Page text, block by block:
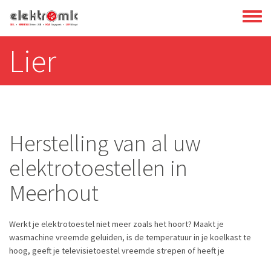
Overslaan
en
inhoud
menu
Lier
Herstelling van al uw
elektrotoestellen in
Meerhout
Werkt je elektrotoestel niet meer zoals het hoort? Maakt je
wasmachine vreemde geluiden, is de temperatuur in je koelkast te
hoog, geeft je televisietoestel vreemde strepen of heeft je